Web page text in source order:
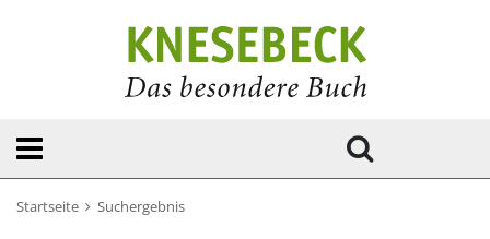
Startseite Suchergebnis